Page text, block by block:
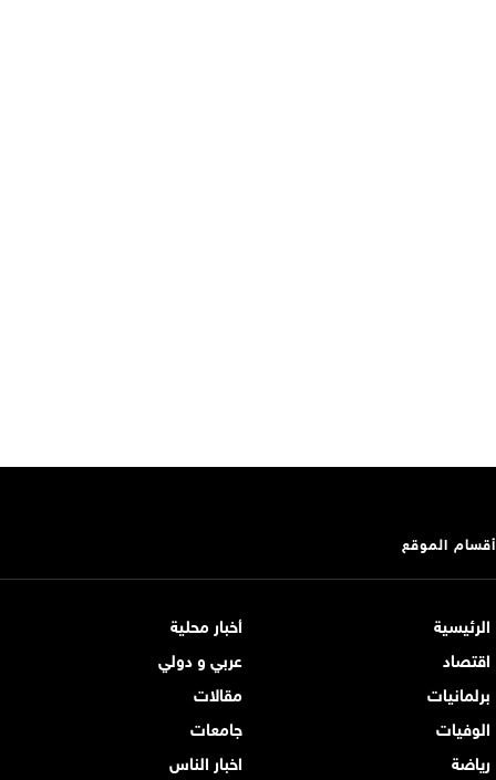
أقسام الموقع
الرئيسية
أخبار محلية
اقتصاد
عربي و دولي
برلمانيات
مقالات
الوفيات
جامعات
رياضة
اخبار الناس